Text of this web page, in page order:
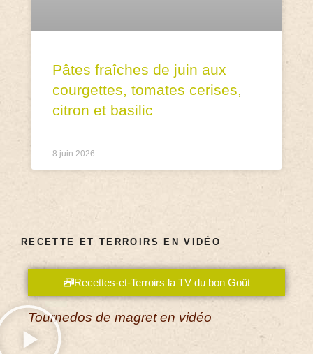
Pâtes fraîches de juin aux
courgettes, tomates cerises,
citron et basilic
8 juin 2026
RECETTE ET TERROIRS EN VIDÉO
Recettes-et-Terroirs la TV du bon Goût
Tournedos de magret en vidéo